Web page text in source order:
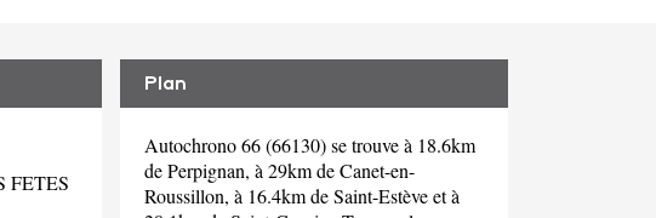
FETES
Plan
Autochrono 66 (66130) se trouve à 18.6km
de Perpignan, à 29km de Canet-en-
Roussillon, à 16.4km de Saint-Estève et à